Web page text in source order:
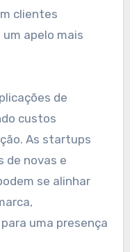
clientes
apelo mais
de
custos
As startups
de novas e
se alinhar
uma presença